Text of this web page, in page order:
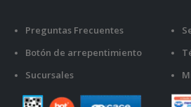
Preguntas Frecuentes
Botón de arrepentimiento
Sucursales